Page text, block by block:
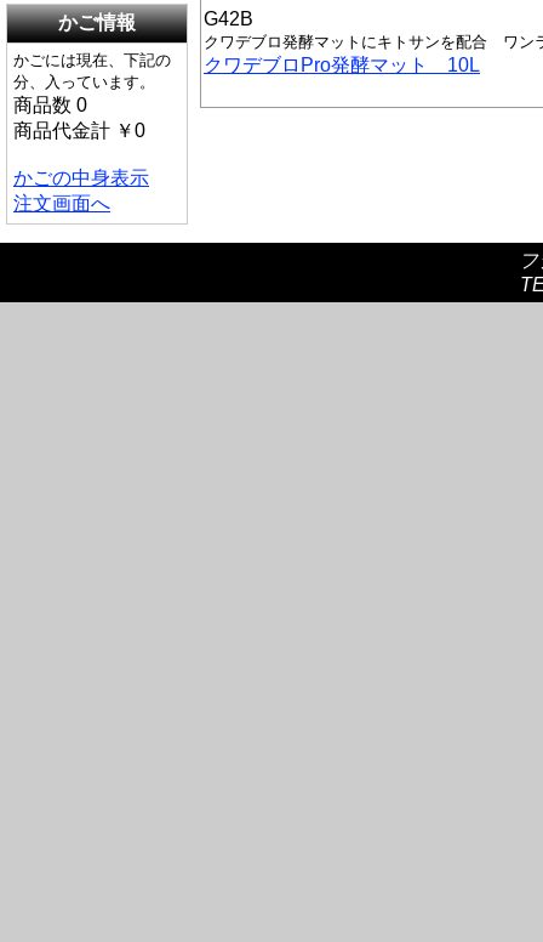
かご情報
かごには現在、下記の
分、入っています。
商品数 0
商品代金計 ￥0
かごの中身表示
注文画面へ
G42B
クワデブロ発酵マットにキトサンを配合 ワン
クワデブロPro発酵マット 10L